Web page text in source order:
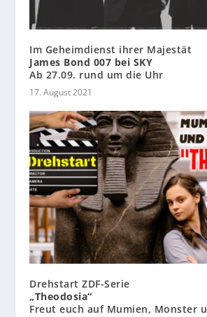
Im Geheimdienst ihrer Majestät
James Bond 007 bei SKY
Ab 27.09. rund um die Uhr
17. August 2021
Drehstart ZDF-Serie
„Theodosia“
Freut euch auf Mumien, Monster